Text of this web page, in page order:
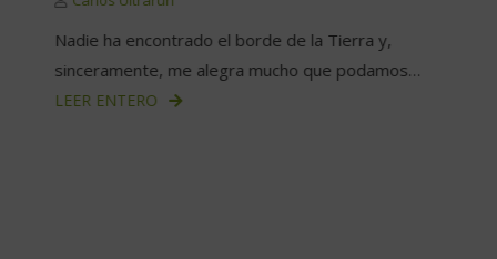
Nadie ha encontrado el borde de la Tierra y,
sinceramente, me alegra mucho que podamos…
LEER ENTERO